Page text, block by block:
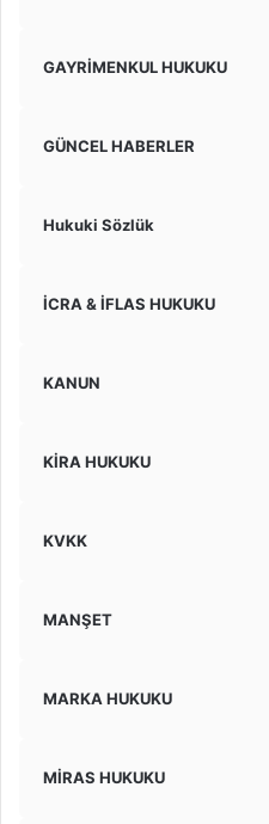
GAYRİMENKUL HUKUKU
GÜNCEL HABERLER
Hukuki Sözlük
İCRA & İFLAS HUKUKU
KANUN
KİRA HUKUKU
KVKK
MANŞET
MARKA HUKUKU
MİRAS HUKUKU